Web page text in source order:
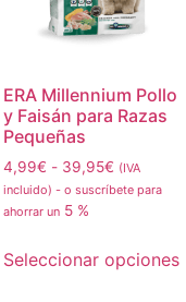
ERA Millennium Pollo
y Faisán para Razas
Pequeñas
4,99€ - 39,95€ (IVA
incluido) - o suscríbete para
ahorrar un 5 %
Seleccionar opciones